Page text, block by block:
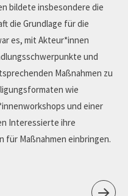
bildete insbesondere die
die Grundlage für die
es, mit Akteur*innen
und
Maßnahmen zu
wie
und einer
Interessierte ihre
für Maßnahmen einbringen.